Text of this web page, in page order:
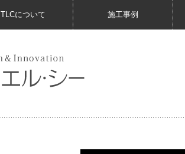
TLCについて 施工事例